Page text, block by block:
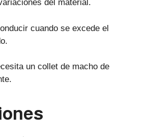
del material.
cuando se excede el
un collet de macho de